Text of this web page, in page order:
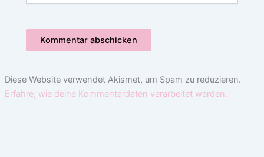
Diese Website verwendet Akismet, um Spam zu reduzieren.
Erfahre, wie deine Kommentardaten verarbeitet werden.